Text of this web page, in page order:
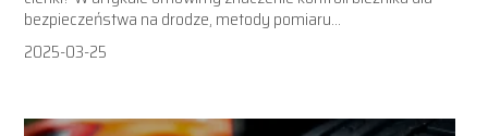
bezpieczeństwa na drodze, metody pomiaru...
2025-03-25